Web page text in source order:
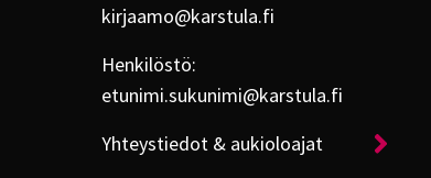
kirjaamo@karstula.fi
Henkilöstö:
etunimi.sukunimi@karstula.fi
Yhteystiedot & aukioloajat